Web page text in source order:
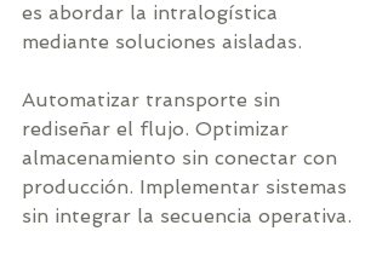
es abordar la intralogística
mediante soluciones aisladas.
Automatizar transporte sin
rediseñar el flujo. Optimizar
almacenamiento sin conectar con
producción. Implementar sistemas
sin integrar la secuencia operativa.